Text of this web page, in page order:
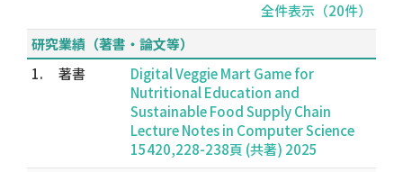
全件表示（20件）
研究業績（著書・論文等）
1.
著書
Digital Veggie Mart Game for
Nutritional Education and
Sustainable Food Supply Chain
Lecture Notes in Computer Science
15420,228-238頁 (共著) 2025